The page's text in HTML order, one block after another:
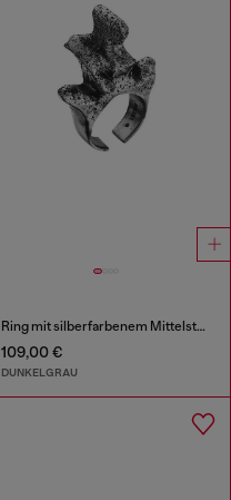
Ring mit silberfarbenem Mittelstück
109,00 €
DUNKELGRAU